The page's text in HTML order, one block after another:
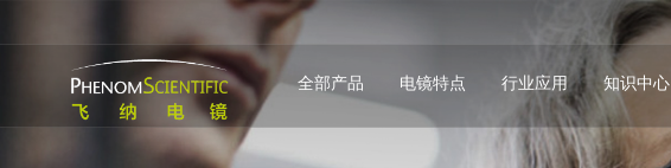
全部产品 电镜特点 行业应用 知识中心